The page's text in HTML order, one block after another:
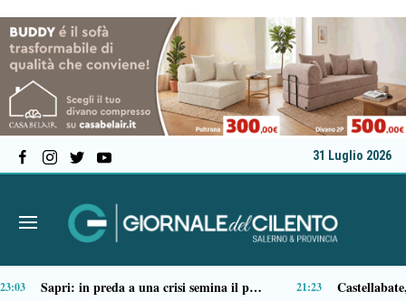
31 Luglio 2026
14:51 Tortorella celebra la Fiera di San Basilio: tra antichi mestieri, bestiame e la musica della Bandabardò 14:49